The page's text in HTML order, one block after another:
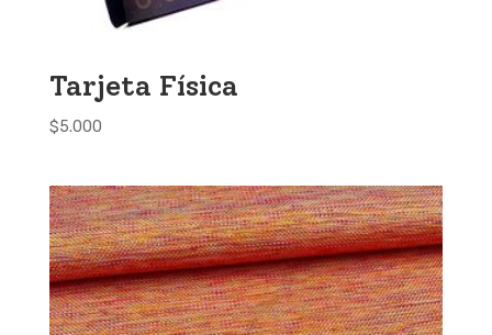
Tarjeta Física
$5.000